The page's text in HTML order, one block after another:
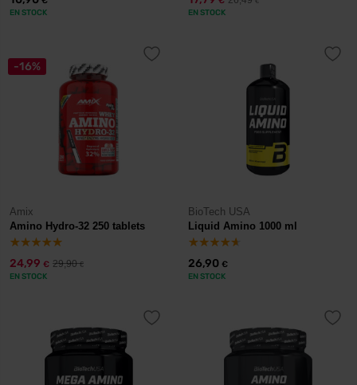
EN STOCK EN STOCK
-16%
Amix
Amino Hydro-32 250 tablets
24,99 € 29,90€
EN STOCK
BioTech USA
Liquid Amino 1000 ml
26,90 €
EN STOCK